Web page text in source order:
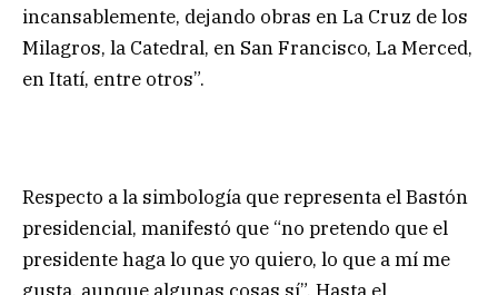
incansablemente, dejando obras en La Cruz de los
Milagros, la Catedral, en San Francisco, La Merced,
en Itatí, entre otros”.
Respecto a la simbología que representa el Bastón
presidencial, manifestó que “no pretendo que el
presidente haga lo que yo quiero, lo que a mí me